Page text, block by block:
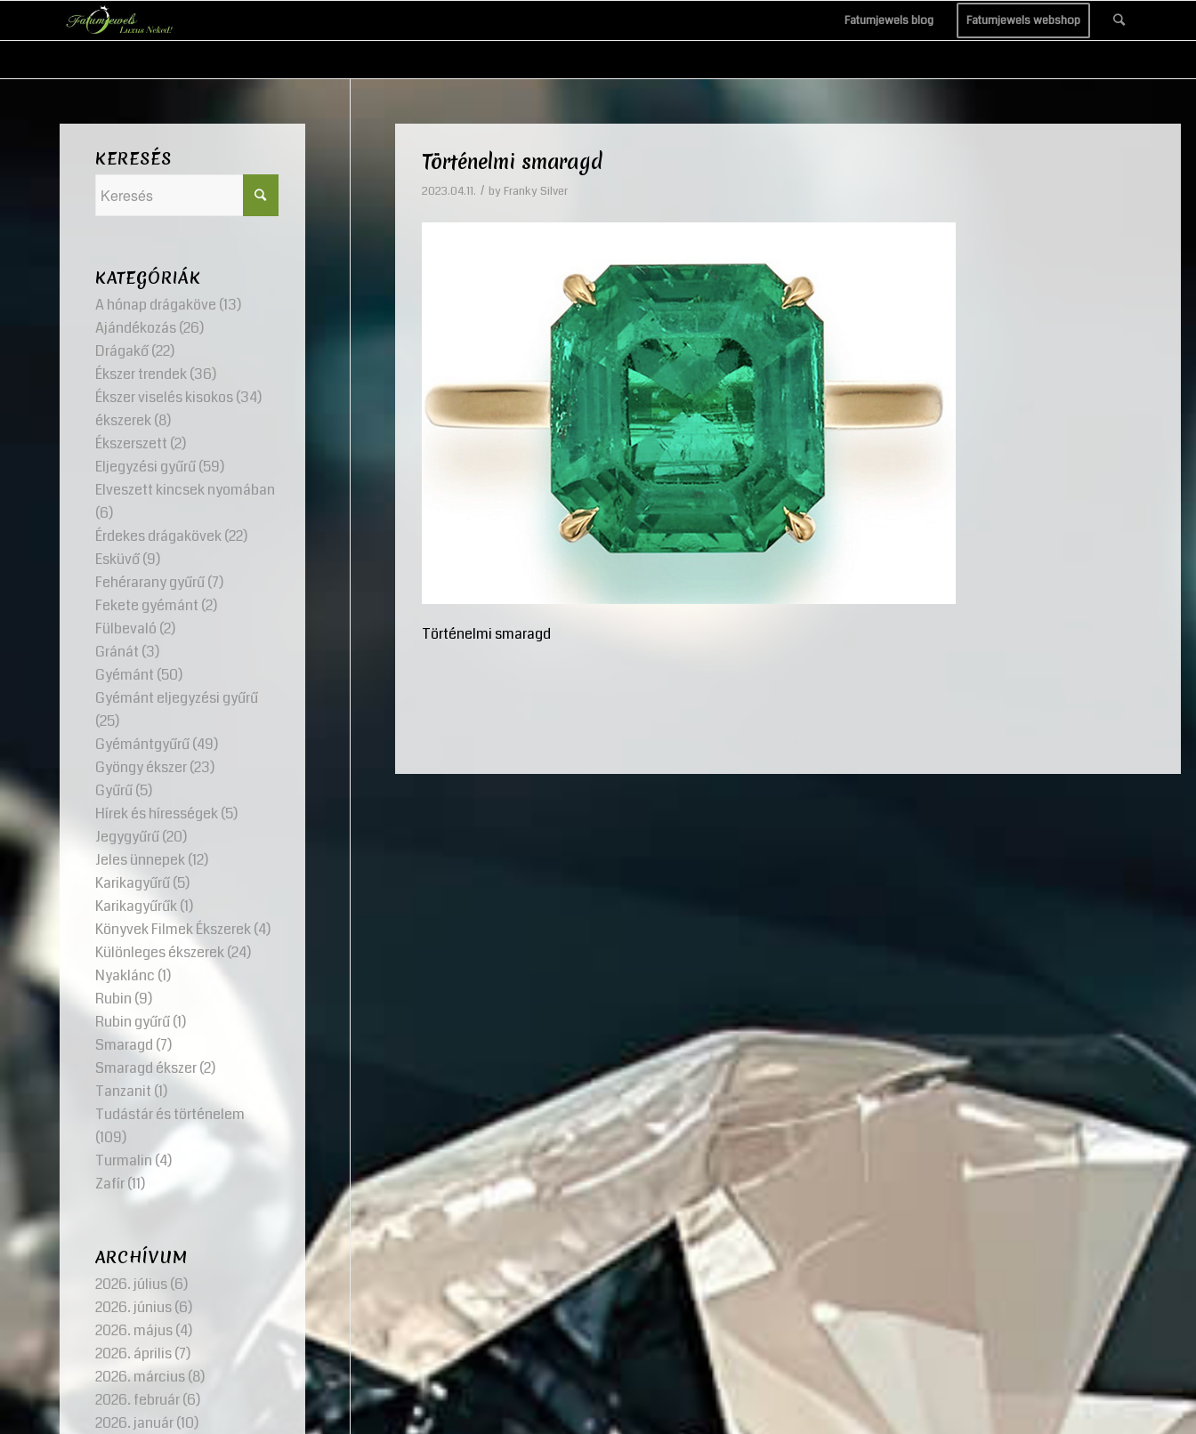
Fatumjewels blog Fatumjewels webshop
Történelmi smaragd
2023.04.11. / by Franky Silver
Történelmi smaragd
KERESÉS
KATEGÓRIÁK
A hónap drágaköve (13)
Ajándékozás(26)
Drágakő(22)
Ékszer trendek(36)
Ékszer viselés kisokos(34)
ékszerek(8)
Ékszerszett (2)
Eljegyzési gyűrű(59)
Elveszett kincsek nyomában
(6)
Érdekes drágakövek(22)
Esküvő(9)
Fehérarany gyűrű(7)
Fekete gyémánt (2)
Fülbevaló (2)
Gránát (3)
Gyémánt (50)
Gyémánt eljegyzési gyűrű
(25)
Gyémántgyűrű(49)
Gyöngy ékszer(23)
Gyűrű(5)
Hírek és hírességek(5)
Jegygyűrű(20)
Jeles ünnepek(12)
Karikagyűrű(5)
Karikagyűrűk(1)
Könyvek Filmek Ékszerek(4)
Különleges ékszerek(24)
Nyaklánc (1)
Rubin (9)
Rubin gyűrű(1)
Smaragd (7)
Smaragd ékszer(2)
Tanzanit (1)
Tudástár és történelem
(109)
Turmalin (4)
Zafír(11)
ARCHÍVUM
2026. július(6)
2026. június(6)
2026. május(4)
2026. április(7)
2026. március(8)
2026. február(6)
2026. január(10)